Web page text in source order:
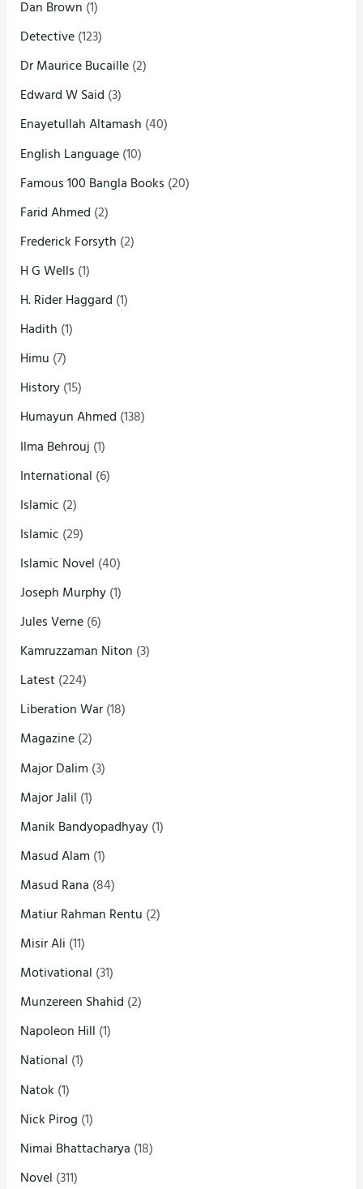
Dan Brown (1)
Detective(123)
Dr Maurice Bucaille(2)
Edward W Said (3)
Enayetullah Altamash (40)
English Language(10)
Famous 100 Bangla Books (20)
Farid Ahmed (2)
Frederick Forsyth (2)
H G Wells (1)
H. Rider Haggard (1)
Hadith (1)
Himu (7)
History(15)
Humayun Ahmed (138)
Ilma Behrouj (1)
International (6)
Islamic (2)
Islamic (29)
Islamic Novel (40)
Joseph Murphy(1)
Jules Verne(6)
Kamruzzaman Niton (3)
Latest(224)
Liberation War(18)
Magazine(2)
Major Dalim (3)
Major Jalil (1)
Manik Bandyopadhyay(1)
Masud Alam (1)
Masud Rana (84)
Matiur Rahman Rentu (2)
Misir Ali (11)
Motivational (31)
Munzereen Shahid (2)
Napoleon Hill (1)
National (1)
Natok (1)
Nick Pirog (1)
Nimai Bhattacharya (18)
Novel (311)